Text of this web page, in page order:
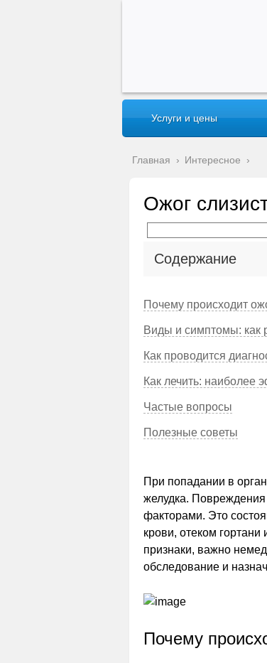
Услуги и цены
Главная › Интересное ›
Ожог
Содержание
Почему происходит
Виды и симптомы: как
Как проводится
Как лечить: наиболее
Частые вопросы
Полезные советы
При попадании в
желудка.
факторами. Это
крови, отеком
признаки, важно
обследование и
Почему